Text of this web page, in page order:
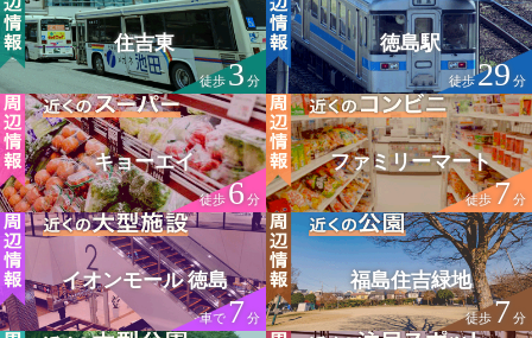
住吉東
徒歩3分
徳島駅
徒歩29分
キョーエイ
徒歩6分
ファミリーマート
徒歩7分
イオンモール 徳島
車で7分
福島住吉緑地
徒歩7分